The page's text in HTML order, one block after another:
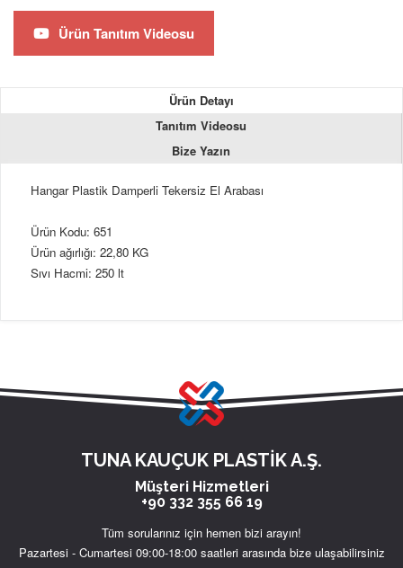
Ürün Tanıtım Videosu
Ürün Detayı
Tanıtım Videosu
Bize Yazın
Hangar Plastik Damperli Tekersiz El Arabası
Ürün Kodu: 651
Ürün ağırlığı: 22,80 KG
Sıvı Hacmi: 250 lt
TUNA KAUÇUK PLASTİK A.Ş.
Müşteri Hizmetleri
+90 332 355 66 19
Tüm sorularınız için hemen bizi arayın!
Pazartesi - Cumartesi 09:00-18:00 saatleri arasında bize ulaşabilirsiniz